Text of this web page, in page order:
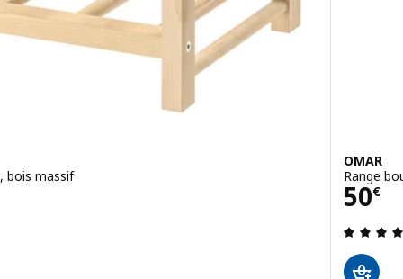
bois massif
hors de 5 étoiles. Nombre total de commentaires:
OMAR
Range
50€
Prix